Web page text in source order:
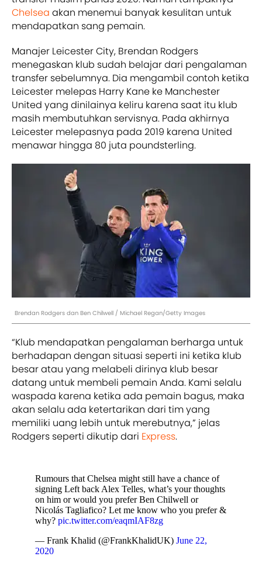
Chelsea akan menemui banyak kesulitan untuk
mendapatkan sang pemain.
Manajer Leicester City, Brendan Rodgers
menegaskan klub sudah belajar dari pengalaman
transfer sebelumnya. Dia mengambil contoh ketika
Leicester melepas Harry Kane ke Manchester
United yang dinilainya keliru karena saat itu klub
masih membutuhkan servisnya. Pada akhirnya
Leicester melepasnya pada 2019 karena United
menawar hingga 80 juta poundsterling.
Brendan Rodgers dan Ben Chilwell / Michael Regan/Getty Images
“Klub mendapatkan pengalaman berharga untuk
berhadapan dengan situasi seperti ini ketika klub
besar atau yang melabeli dirinya klub besar
datang untuk membeli pemain Anda. Kami selalu
waspada karena ketika ada pemain bagus, maka
akan selalu ada ketertarikan dari tim yang
memiliki uang lebih untuk merebutnya,” jelas
Rodgers seperti dikutip dari Express.
Rumours that Chelsea might still have a chance of
signing Left back Alex Telles, what’s your thoughts
on him or would you prefer Ben Chilwell or
Nicolás Tagliafico? Let me know who you prefer &
why? pic.twitter.com/eaqmIAF8zg
— Frank Khalid (@FrankKhalidUK) June 22,
2020